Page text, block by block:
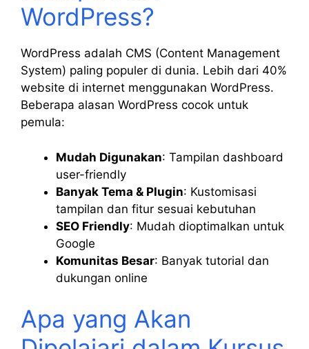
WordPress?
WordPress adalah CMS (Content Management
System) paling populer di dunia. Lebih dari 40%
website di internet menggunakan WordPress.
Beberapa alasan WordPress cocok untuk
pemula:
Mudah Digunakan: Tampilan dashboard
user-friendly
Banyak Tema & Plugin: Kustomisasi
tampilan dan fitur sesuai kebutuhan
SEO Friendly: Mudah dioptimalkan untuk
Google
Komunitas Besar: Banyak tutorial dan
dukungan online
Apa yang Akan